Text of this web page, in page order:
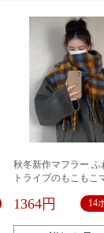
秋冬新作マフラー ふ
トライプのもこもこ
国版首巻きストール
1364円 14